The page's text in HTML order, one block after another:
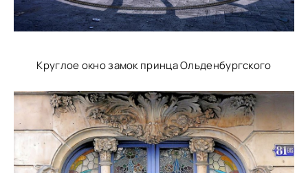
Круглое окно замок принца Ольденбургского